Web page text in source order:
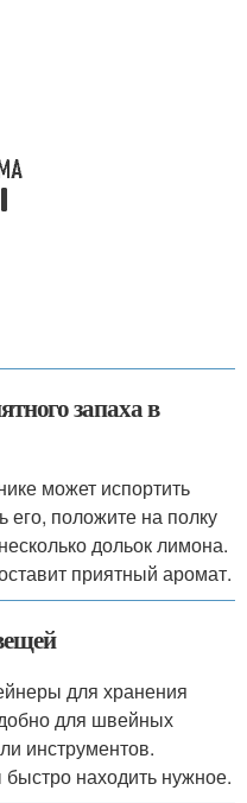
запаха в
может испортить
его, положите на полку
дольок лимона.
приятный аромат.
для хранения
для швейных
инструментов.
находить нужное.